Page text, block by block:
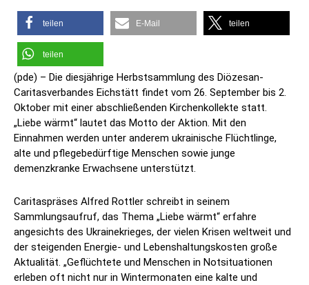
teilen E-Mail teilen
teilen
(pde) – Die diesjährige Herbstsammlung des Diözesan-
Caritasverbandes Eichstätt findet vom 26. September bis 2.
Oktober mit einer abschließenden Kirchenkollekte statt.
„Liebe wärmt“ lautet das Motto der Aktion. Mit den
Einnahmen werden unter anderem ukrainische Flüchtlinge,
alte und pflegebedürftige Menschen sowie junge
demenzkranke Erwachsene unterstützt.
Caritaspräses Alfred Rottler schreibt in seinem
Sammlungsaufruf, das Thema „Liebe wärmt“ erfahre
angesichts des Ukrainekrieges, der vielen Krisen weltweit und
der steigenden Energie- und Lebenshaltungskosten große
Aktualität. „Geflüchtete und Menschen in Notsituationen
erleben oft nicht nur in Wintermonaten eine kalte und